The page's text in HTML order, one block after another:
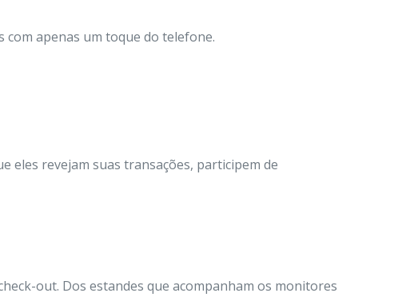
com apenas um toque do telefone.
eles revejam suas transações, participem de
out. Dos estandes que acompanham os monitores